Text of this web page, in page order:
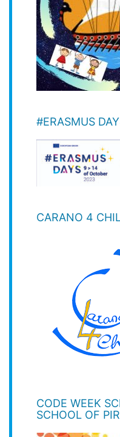
#ERASMUS
CARANO 4
CODE WEEK
SCHOOL OF